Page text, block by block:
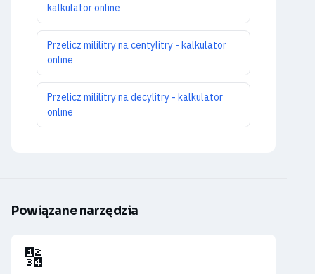
kalkulator online
Przelicz mililitry na centylitry - kalkulator
online
Przelicz mililitry na decylitry - kalkulator
online
Powiązane narzędzia
🔢